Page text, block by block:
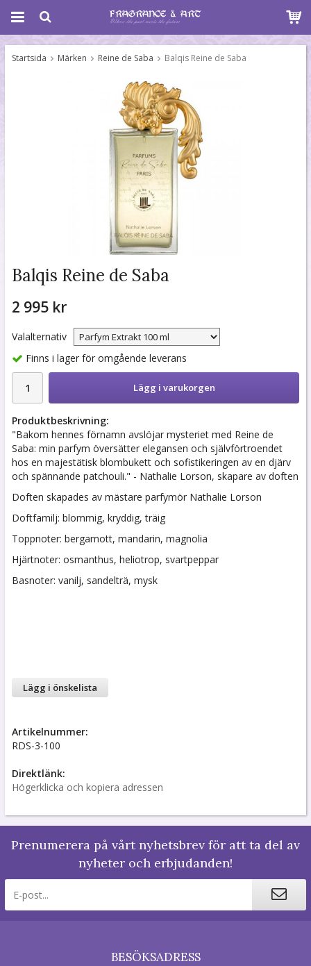
Startsida Märken Reine de Saba Balqis Reine de Saba
Balqis Reine de Saba
2 995 kr
Valalternativ
Finns i lager för omgående leverans
Lägg i varukorgen
Produktbeskrivning:
"Bakom hennes förnamn avslöjar mysteriet med Reine de
Saba: min parfym översätter elegansen och självförtroendet
hos en majestätisk blombukett och sofistikeringen av en djärv
och spännande patchouli." - Nathalie Lorson, skapare av doften
Doften skapades av mästare parfymör Nathalie Lorson
Doftfamilj: blommig, kryddig, träig
Toppnoter: bergamott, mandarin, magnolia
Hjärtnoter: osmanthus, heliotrop, svartpeppar
Basnoter: vanilj, sandelträ, mysk
Lägg i önskelista
Artikelnummer:
RDS-3-100
Direktlänk:
Högerklicka och kopiera adressen
Prenumerera på vårt nyhetsbrev för att ta del av
nyheter och erbjudanden!
BESÖKSADRESS